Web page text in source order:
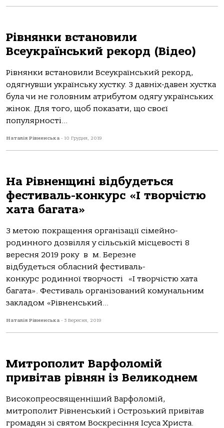
Рівнянки встановили
Всеукраїнський рекорд (Відео)
Рівнянки встановили Всеукраїнський рекорд,
одягнувши українську хустку. З давніх-давен хустка
була чи не головним атрибутом одягу українських
жінок. Для того, щоб показати, що своєї
популярності...
Наталія Рівненська - 10 Грудня, 2019
На Рівненщині відбудеться
фестиваль-конкурс «І творчістю
хата багата»
З метою покращення організації сімейно-
родинного дозвілля у сільській місцевості 8
вересня 2019 року в м. Березне
відбудеться обласний фестиваль-
конкурс родинної творчості «І творчістю хата
багата». Фестиваль організований комунальним
закладом «Рівненський...
Наталія Рівненська - 3 Вересня, 2019
Митрополит Варфоломій
привітав рівнян із Великоднем
Високопреосвященніший Варфоломій,
митрополит Рівненський і Острозький привітав
громадян зі святом Воскресіння Ісуса Христа.